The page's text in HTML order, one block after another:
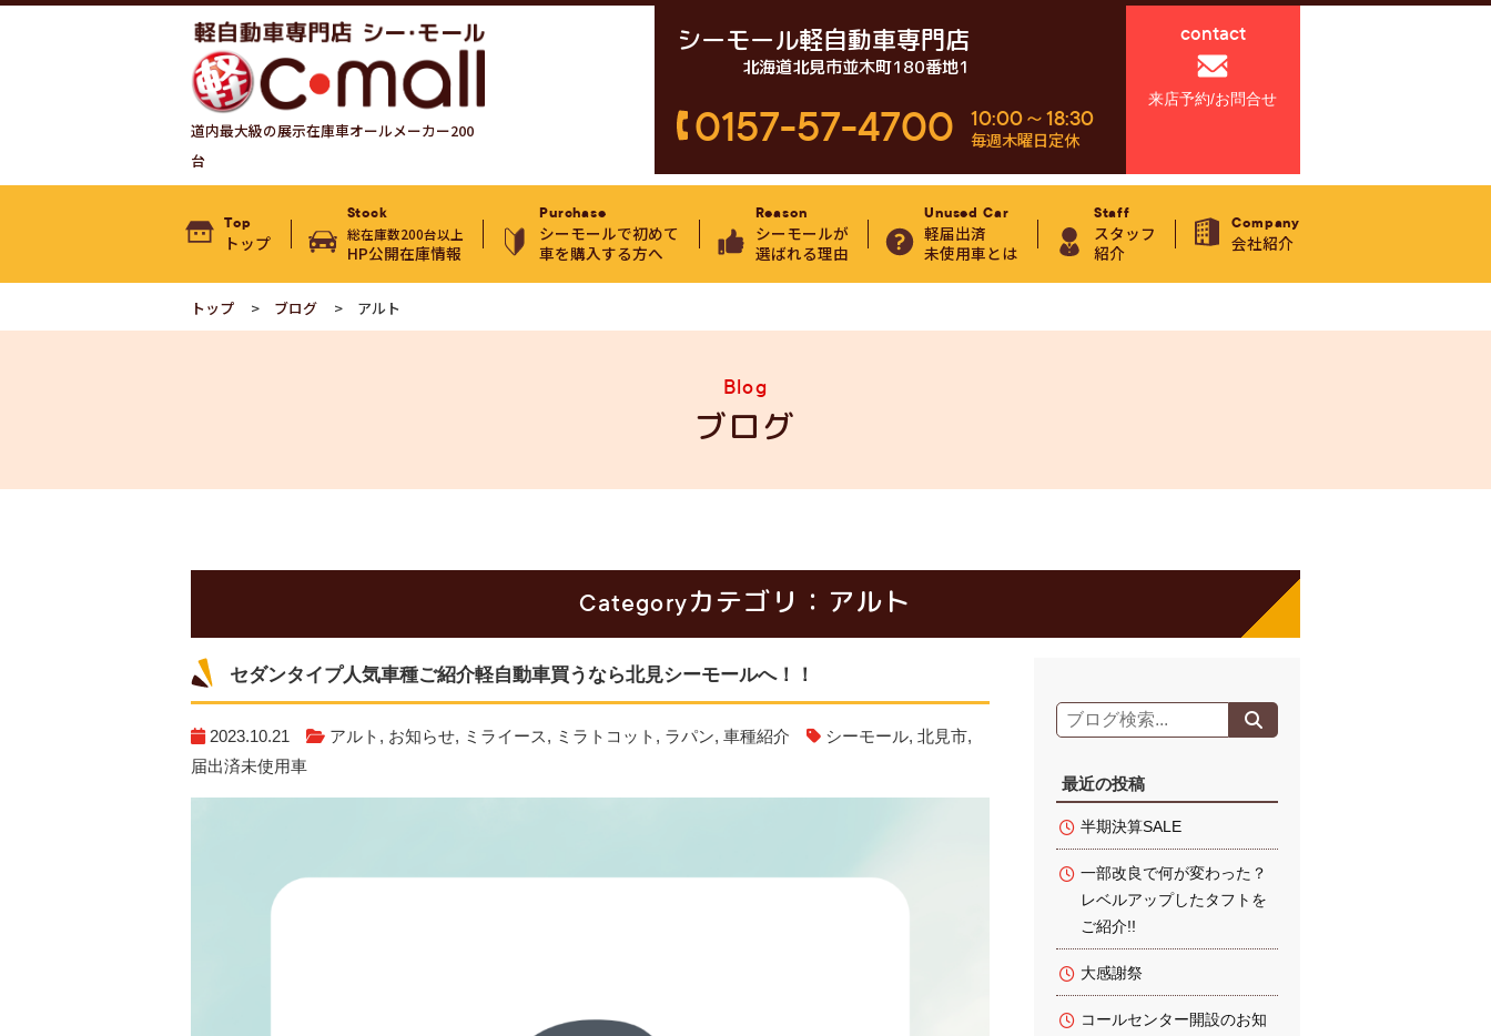
道内最大級の展示在庫車オールメーカー200
台
シーモール軽自動車専門店
北海道北見市並木町180番地1
0157-57-4700
10:00～18:30
毎週木曜日定休
contact
来店予約/お問合せ
Top
トップ
Stock
総在庫数200台以上
HP公開在庫情報
Purchase
シーモールで初めて
車を購入する方へ
Reason
シーモールが
選ばれる理由
Unused Car
軽届出済
未使用車とは
Staff
スタッフ
紹介
Company
会社紹介
トップ ブログ アルト
Blog
ブログ
Categoryカテゴリ：アルト
セダンタイプ人気車種ご紹介軽自動車買うなら北見シーモールへ！！
2023.10.21 アルト , お知らせ, ミライース, ミラトコット , ラパン, 車種紹介 シーモール, 北見市,
届出済未使用車
最近の投稿
半期決算SALE
一部改良で何が変わった？
レベルアップしたタフトを
ご紹介!!
大感謝祭
コールセンター開設のお知